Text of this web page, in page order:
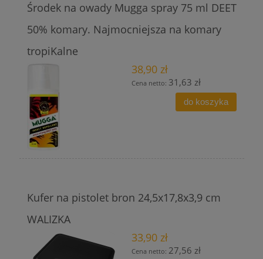
Środek na owady Mugga spray 75 ml DEET
50% komary. Najmocniejsza na komary
tropiKalne
38,90 zł
Cena netto: 31,63 zł
do koszyka
Kufer na pistolet bron 24,5x17,8x3,9 cm
WALIZKA
33,90 zł
Cena netto: 27,56 zł